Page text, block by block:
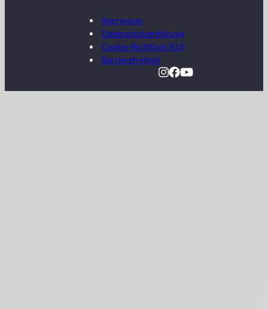
Impressum
Datenschutzerklärung
Cookie-Richtlinie (EU)
Barrierefreiheit